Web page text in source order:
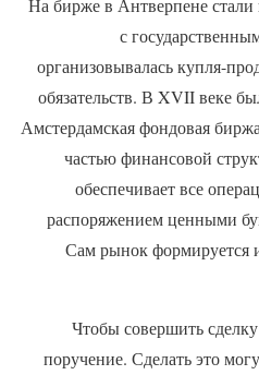
На бирже в Антверпене
с
организовывалась купля-
обязательств. В XVII веке
Амстердамская фондовая
частью финансовой
обеспечивает все
распоряжением ценными
Сам рынок формируется
Чтобы совершить
поручение. Сделать это